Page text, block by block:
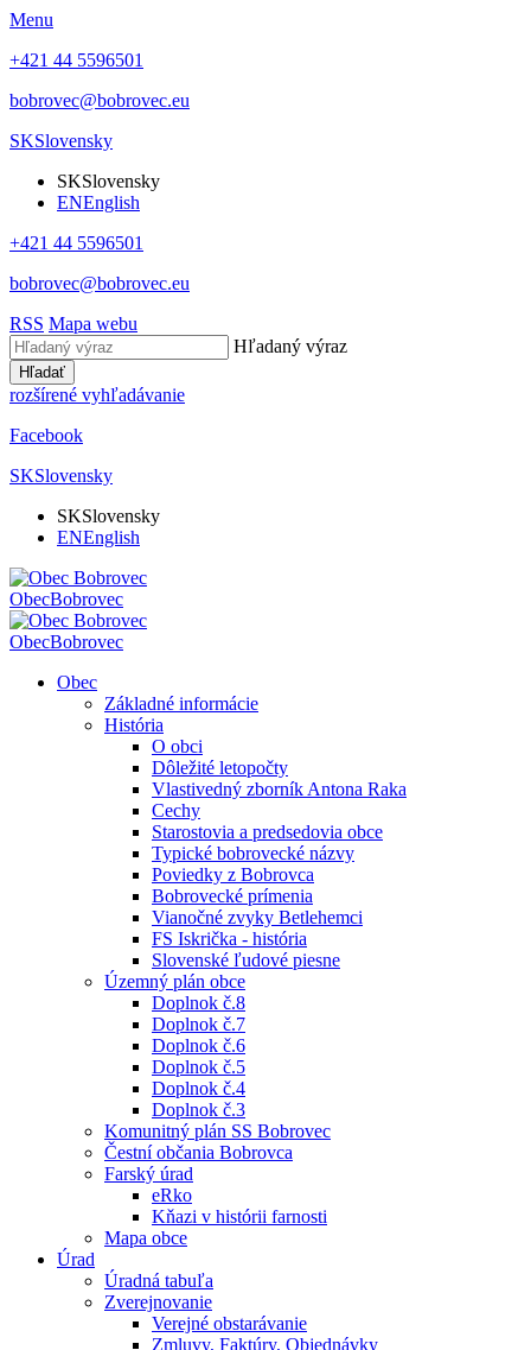
Menu
+421 44 5596501
bobrovec@bobrovec.eu
SKSlovensky
SKSlovensky
ENEnglish
+421 44 5596501
bobrovec@bobrovec.eu
RSS Mapa webu
Hľadaný výraz
Hľadať
rozšírené vyhľadávanie
Facebook
SKSlovensky
SKSlovensky
ENEnglish
ObecBobrovec
ObecBobrovec
Obec
Základné informácie
História
O obci
Dôležité letopočty
Vlastivedný zborník Antona Raka
Cechy
Starostovia a predsedovia obce
Typické bobrovecké názvy
Poviedky z Bobrovca
Bobrovecké prímenia
Vianočné zvyky Betlehemci
FS Iskrička - história
Slovenské ľudové piesne
Územný plán obce
Doplnok č.8
Doplnok č.7
Doplnok č.6
Doplnok č.5
Doplnok č.4
Doplnok č.3
Komunitný plán SS Bobrovec
Čestní občania Bobrovca
Farský úrad
eRko
Kňazi v histórii farnosti
Mapa obce
Úrad
Úradná tabuľa
Zverejnovanie
Verejné obstarávanie
Zmluvy, Faktúry, Objednávky